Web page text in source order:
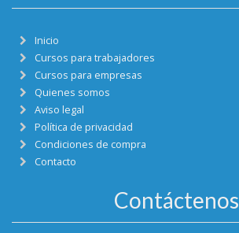
Inicio
Cursos para trabajadores
Cursos para empresas
Quienes somos
Aviso legal
Política de privacidad
Condiciones de compra
Contacto
Contáctenos